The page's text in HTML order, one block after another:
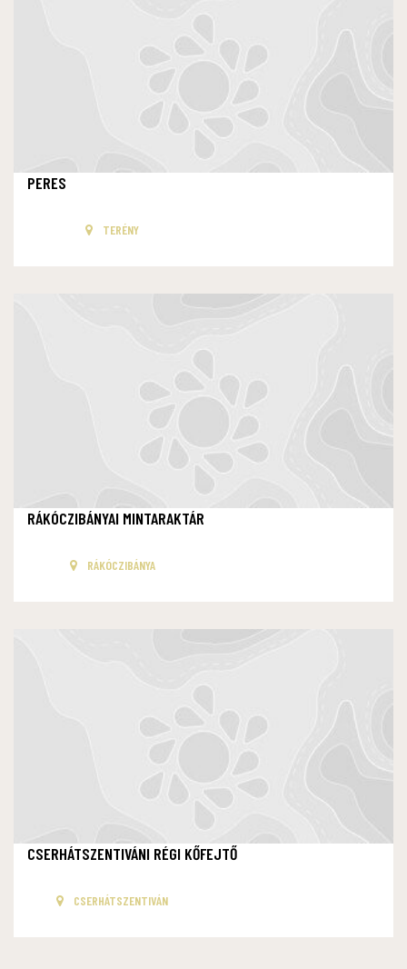
PERES
TERÉNY
RÁKÓCZIBÁNYAI MINTARAKTÁR
RÁKÓCZIBÁNYA
CSERHÁTSZENTIVÁNI RÉGI KŐFEJTŐ
CSERHÁTSZENTIVÁN